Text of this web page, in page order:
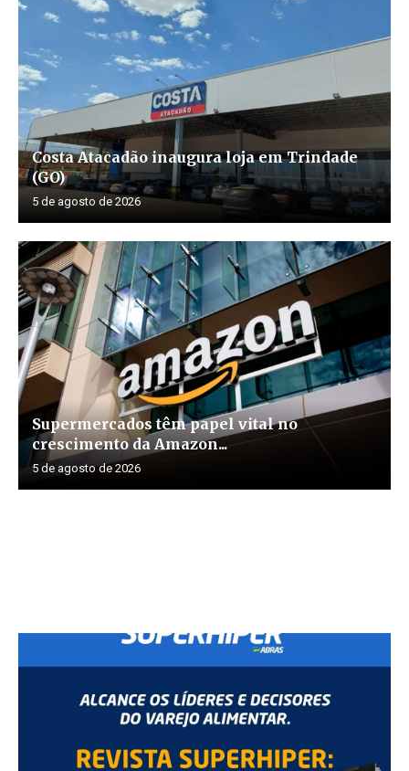
Costa Atacadão inaugura loja em Trindade
(GO)
5 de agosto de 2026
Supermercados têm papel vital no
crescimento da Amazon...
5 de agosto de 2026